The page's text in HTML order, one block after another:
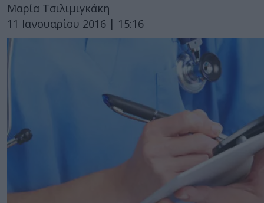
Μαρία Τσιλιμιγκάκη
11 Ιανουαρίου 2016 | 15:16